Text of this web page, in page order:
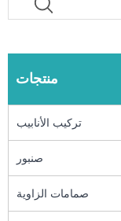
منتجات
تركيب الأنابيب
صنبور
صمامات الزاوية